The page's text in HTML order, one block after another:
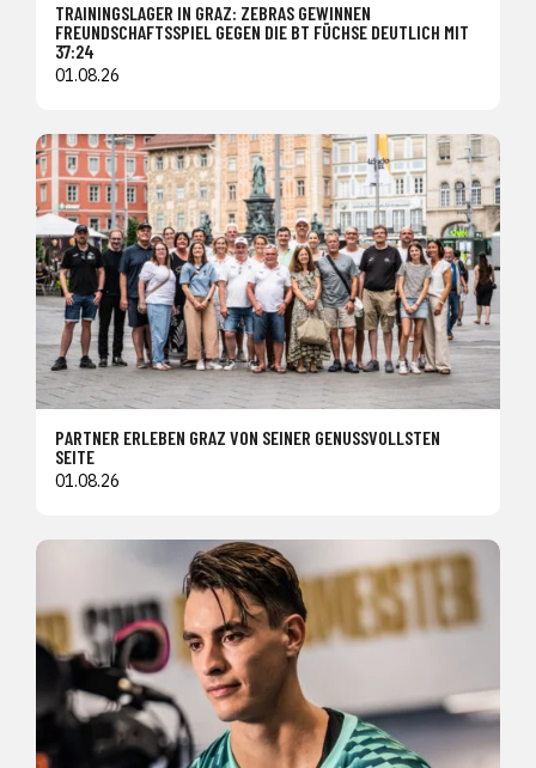
TRAININGSLAGER IN GRAZ: ZEBRAS GEWINNEN
FREUNDSCHAFTSSPIEL GEGEN DIE BT FÜCHSE DEUTLICH MIT
37:24
01.08.26
PARTNER ERLEBEN GRAZ VON SEINER GENUSSVOLLSTEN
SEITE
01.08.26